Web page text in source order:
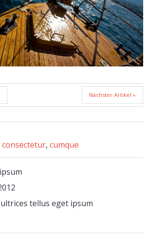
Nächster Artikel »
consectetur, cumque
tellus eget ipsum